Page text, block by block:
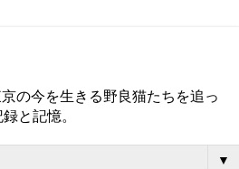
の今を生きる野良猫たちを追っ
と記憶。
▼